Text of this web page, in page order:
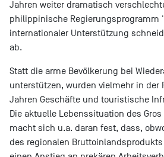
Jahren weiter dramatisch
philippinische Regierungsprogramm
internationaler Unterstützung
ab.
Statt die arme Bevölkerung bei
unterstützen, wurden vielmehr in der
Jahren Geschäfte und touristische
Die aktuelle Lebenssituation des
macht sich u.a. daran fest, dass,
des regionalen Bruttoinlandsprodukts